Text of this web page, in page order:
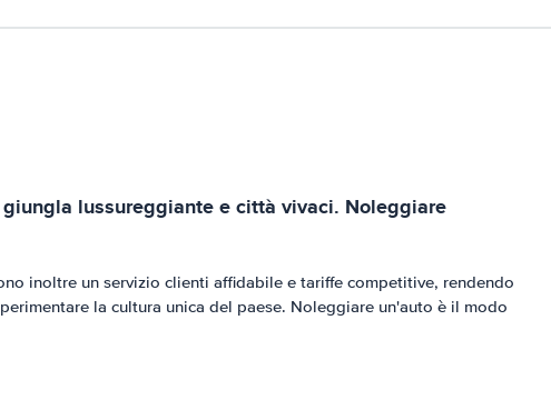
lussureggiante e città vivaci. Noleggiare
inoltre un servizio clienti affidabile e tariffe competitive, rendendo
la cultura unica del paese. Noleggiare un'auto è il modo